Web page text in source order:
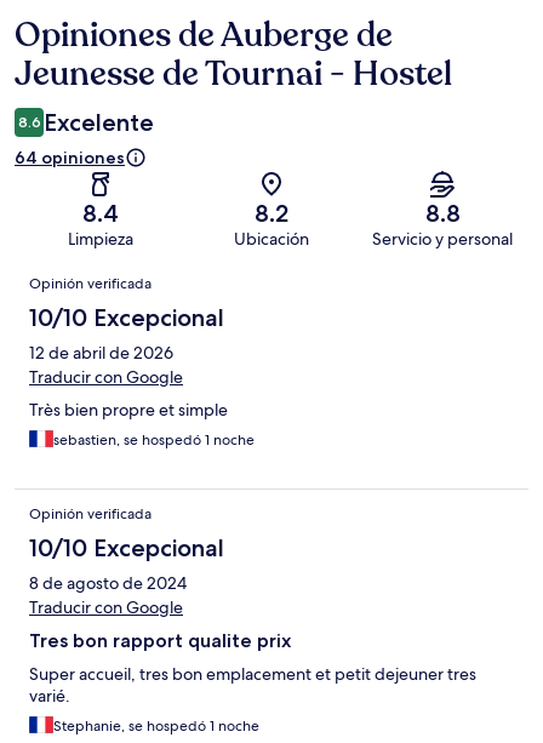
Opiniones
Opiniones de Auberge de
Jeunesse de Tournai - Hostel
8.6 Excelente
64 opiniones
8.4
Limpieza
8.2
Ubicación
8.8
Servicio y personal
Opiniones
Opinión verificada
10/10 Excepcional
12 de abril de 2026
Traducir con Google
Très bien propre et simple
sebastien, se hospedó 1 noche
Opinión verificada
10/10 Excepcional
8 de agosto de 2024
Traducir con Google
Tres bon rapport qualite prix
Super accueil, tres bon emplacement et petit dejeuner tres
varié.
Stephanie, se hospedó 1 noche